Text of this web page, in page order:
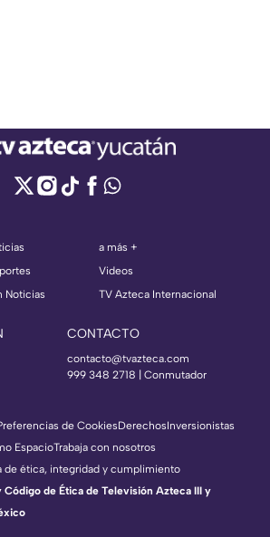
Noticias
a más +
Videos
TV Azteca Internacional
CONTACTO
contacto@tvazteca.com
999 348 2718 | Conmutador
de CookiesDerechosInversionistas
EspacioTrabaja con nosotros
de ética, integridad y cumplimiento
de Ética de Televisión Azteca III y